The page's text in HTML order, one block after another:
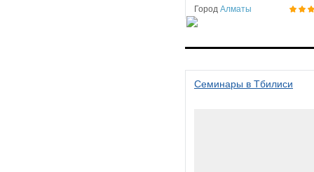
Город Алматы
Семинары в Тбилиси